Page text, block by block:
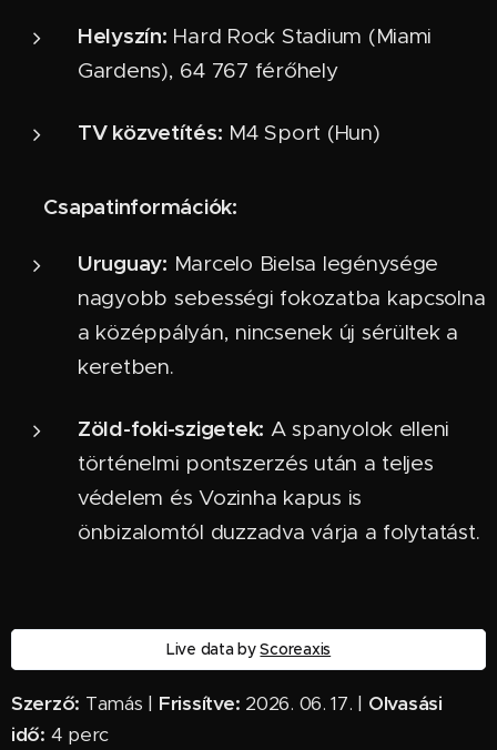
Helyszín: Hard Rock Stadium (Miami
Gardens), 64 767 férőhely
TV közvetítés: M4 Sport (Hun)
Csapatinformációk:
Uruguay: Marcelo Bielsa legénysége
nagyobb sebességi fokozatba kapcsolna
a középpályán, nincsenek új sérültek a
keretben.
Zöld-foki-szigetek: A spanyolok elleni
történelmi pontszerzés után a teljes
védelem és Vozinha kapus is
önbizalomtól duzzadva várja a folytatást.
Live data byScoreaxis
Szerző: Tamás | Frissítve: 2026. 06. 17. | Olvasási
idő: 4 perc ✅